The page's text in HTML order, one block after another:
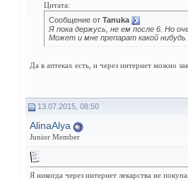
Цитата:
Сообщение от Tanuka
Я пока держусь, не ем после 6. Но
Может и мне препарат какой
Да в аптеках есть, и через интернет можно
13.07.2015, 08:50
АlinaАlya
Junior Member
Я никогда через интернет лекарства не